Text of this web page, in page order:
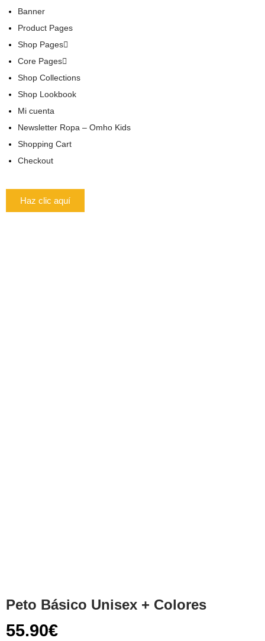
Banner
Product Pages
Shop Pages
Core Pages
Shop Collections
Shop Lookbook
Mi cuenta
Newsletter Ropa – Omho Kids
Shopping Cart
Checkout
Haz clic aquí
Peto Básico Unisex + Colores
55.90€